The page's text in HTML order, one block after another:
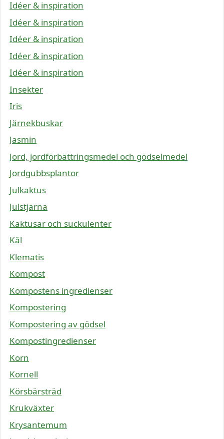
Idéer & inspiration
Idéer & inspiration
Idéer & inspiration
Idéer & inspiration
Idéer & inspiration
Insekter
Iris
Järnekbuskar
Jasmin
Jord, jordförbättringsmedel och gödselmedel
Jordgubbsplantor
Julkaktus
Julstjärna
Kaktusar och suckulenter
Kål
Klematis
Kompost
Kompostens ingredienser
Kompostering
Kompostering av gödsel
Kompostingredienser
Korn
Kornell
Körsbärsträd
Krukväxter
Krysantemum